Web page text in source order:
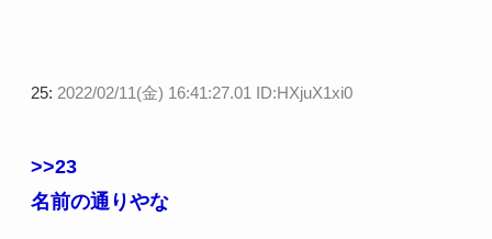
25: 2022/02/11(金) 16:41:27.01 ID:HXjuX1xi0
>>23
名前の通りやな